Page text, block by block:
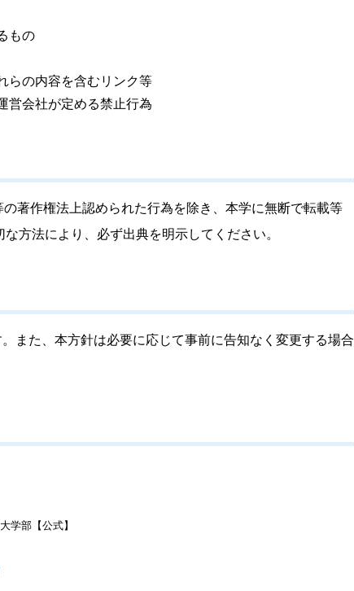
もの
らの内容を含むリンク等
営会社が定める禁止行為
著作権法上認められた行為を除き、本学に無断で転載等
方法により、必ず出典を明示してください。
また、本方針は必要に応じて事前に告知なく変更する場合
学部【公式】